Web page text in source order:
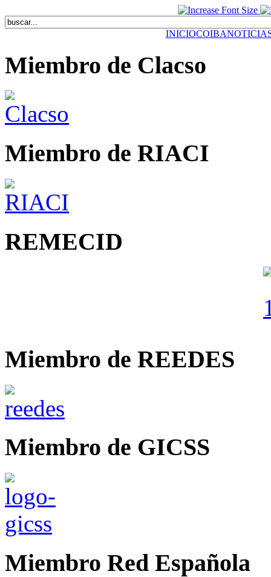
INICIOCOIBA
Miembro de Clacso
Miembro de RIACI
REMECID
Miembro de REEDES
Miembro de GICSS
Miembro Red Española